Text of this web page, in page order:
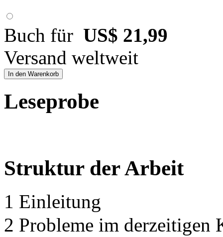
Buch für US$ 21,99
Versand weltweit
In den Warenkorb
Leseprobe
Struktur der Arbeit
1 Einleitung
2 Probleme im derzeitigen